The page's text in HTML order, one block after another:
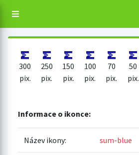
300
pix.
250
pix.
150
pix.
100
pix.
70
pix.
50
pix.
Informace o ikonce:
Název ikony: sum-blue